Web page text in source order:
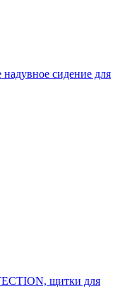
надувное сидение для
щитки для